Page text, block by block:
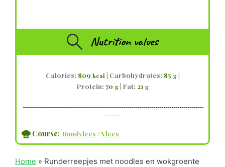
Nutrition values
Calories: 809 kcal | Carbohydrates: 85 g|
Protein: 70 g| Fat: 21 g
------------------------------------------------------------------------------------------
--------
Course; Rundvlees /Vlees
Home » Runderreepjes met noodles en wokgroente